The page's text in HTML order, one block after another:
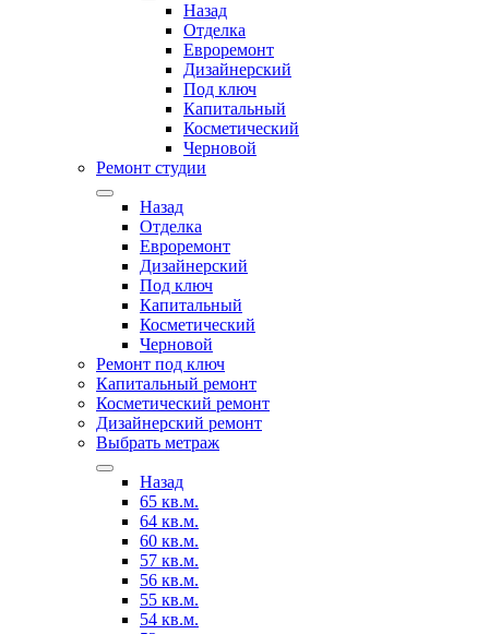
Назад
Отделка
Евроремонт
Дизайнерский
Под ключ
Капитальный
Косметический
Черновой
Ремонт студии
Назад
Отделка
Евроремонт
Дизайнерский
Под ключ
Капитальный
Косметический
Черновой
Ремонт под ключ
Капитальный ремонт
Косметический ремонт
Дизайнерский ремонт
Выбрать метраж
Назад
65 кв.м.
64 кв.м.
60 кв.м.
57 кв.м.
56 кв.м.
55 кв.м.
54 кв.м.